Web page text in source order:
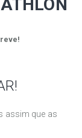
assim que as